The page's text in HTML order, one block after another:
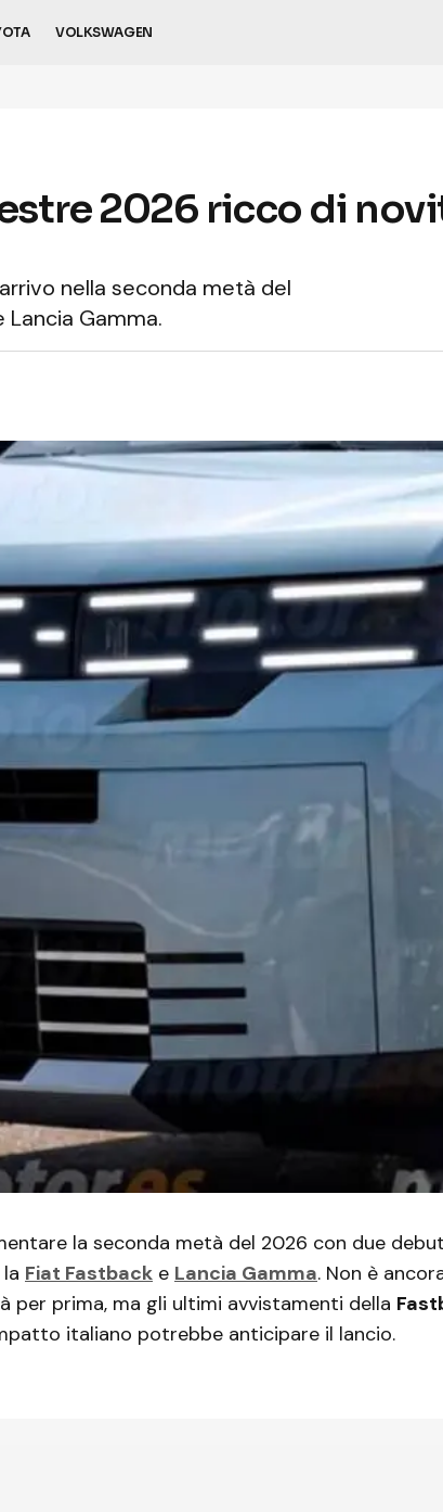
VOLKSWAGEN
2026 ricco di
nella seconda metà del
Gamma.
la seconda metà del 2026 con due
Fiat Fastback e Lancia Gamma. Non è
per prima, ma gli ultimi avvistamenti della
italiano potrebbe anticipare il lancio.